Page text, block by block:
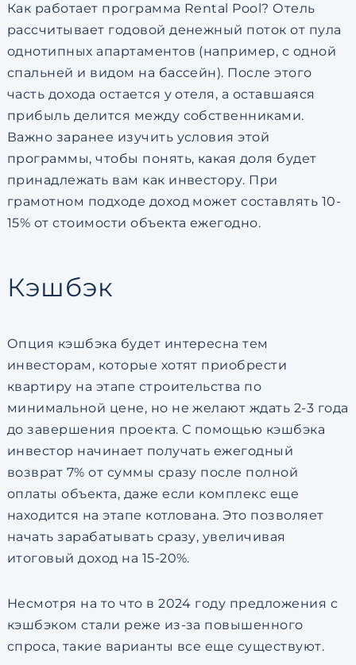
Как работает программа Rental Pool? Отель
рассчитывает годовой денежный поток от пула
однотипных апартаментов (например, с одной
спальней и видом на бассейн). После этого
часть дохода остается у отеля, а оставшаяся
прибыль делится между собственниками.
Важно заранее изучить условия этой
программы, чтобы понять, какая доля будет
принадлежать вам как инвестору. При
грамотном подходе доход может составлять 10-
15% от стоимости объекта ежегодно.
Кэшбэк
Опция кэшбэка будет интересна тем
инвесторам, которые хотят приобрести
квартиру на этапе строительства по
минимальной цене, но не желают ждать 2-3 года
до завершения проекта. С помощью кэшбэка
инвестор начинает получать ежегодный
возврат 7% от суммы сразу после полной
оплаты объекта, даже если комплекс еще
находится на этапе котлована. Это позволяет
начать зарабатывать сразу, увеличивая
итоговый доход на 15-20%.
Несмотря на то что в 2024 году предложения с
кэшбэком стали реже из-за повышенного
спроса, такие варианты все еще существуют.